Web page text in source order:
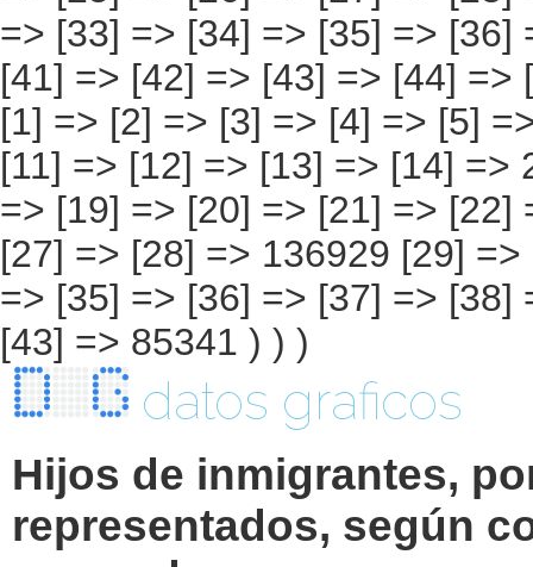
datos graficos
Hijos de inmigrantes,
representados, según